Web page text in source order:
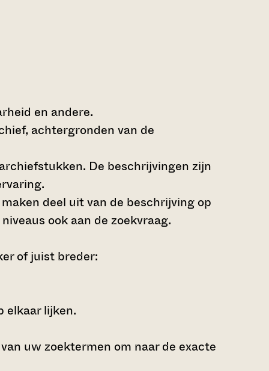
en andere.
achtergronden van de
De beschrijvingen zijn
deel uit van de beschrijving op
ook aan de zoekvraag.
of juist breder:
elkaar lijken.
uw zoektermen om naar de exacte